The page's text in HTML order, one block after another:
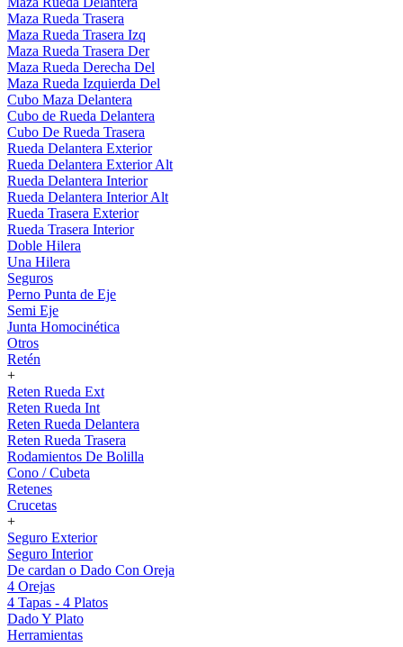
Maza Rueda Trasera
Maza Rueda Trasera Izq
Maza Rueda Trasera Der
Maza Rueda Derecha Del
Maza Rueda Izquierda Del
Cubo Maza Delantera
Cubo de Rueda Delantera
Cubo De Rueda Trasera
Rueda Delantera Exterior
Rueda Delantera Exterior Alt
Rueda Delantera Interior
Rueda Delantera Interior Alt
Rueda Trasera Exterior
Rueda Trasera Interior
Doble Hilera
Una Hilera
Seguros
Perno Punta de Eje
Semi Eje
Junta Homocinética
Otros
Retén
+
Reten Rueda Ext
Reten Rueda Int
Reten Rueda Delantera
Reten Rueda Trasera
Rodamientos De Bolilla
Cono / Cubeta
Retenes
Crucetas
+
Seguro Exterior
Seguro Interior
De cardan o Dado Con Oreja
4 Orejas
4 Tapas - 4 Platos
Dado Y Plato
Herramientas